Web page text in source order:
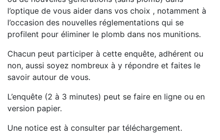
l’optique de vous aider dans vos choix , notamment à
l’occasion des nouvelles réglementations qui se
profilent pour éliminer le plomb dans nos munitions.
Chacun peut participer à cette enquête, adhérent ou
non, aussi soyez nombreux à y répondre et faites le
savoir autour de vous.
L’enquête (2 à 3 minutes) peut se faire en ligne ou en
version papier.
Une notice est à consulter par téléchargement.